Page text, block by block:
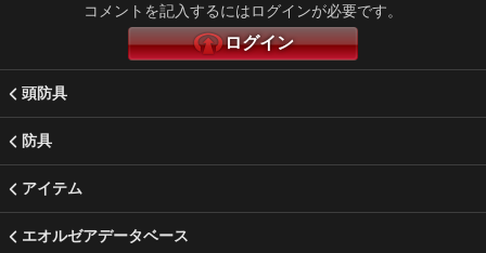
コメントを記入するにはログインが必要です。
ログイン
頭防具
防具
アイテム
エオルゼアデータベース